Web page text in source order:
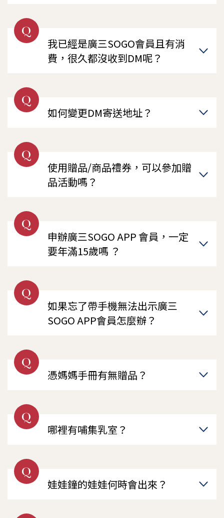
Q
我已經是廣三SOGO會員且有消
費，很久都沒收到DM呢？
Q
如何變更DM寄送地址？
Q
使用贈品/商品禮券，可以參加贈
品活動嗎？
Q
申辦廣三SOGO APP 會員，一定
要年滿15歲嗎 ？
Q
如果忘了帶手機無法出示廣三
SOGO APP會員怎麼辦？
Q
憑媽媽手冊有無贈品？
Q
哪裡有哺集乳室？
Q
娃娃鐘的娃娃何時會出來？